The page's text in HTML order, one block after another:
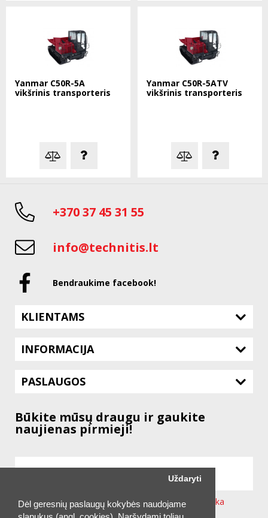
Dėl geresnių paslaugų kokybės naudojame
Uždaryti
Yanmar C50R-5A
vikšrinis transporteris
Yanmar C50R-5ATV
vikšrinis transporteris
+370 37 45 31 55
info@technitis.lt
Bendraukime facebook!
KLIENTAMS
INFORMACIJA
PASLAUGOS
Būkite mūsų draugu ir gaukite
naujienas pirmieji!
Sutinku su svetainėje taikomaPrivatumo Politika